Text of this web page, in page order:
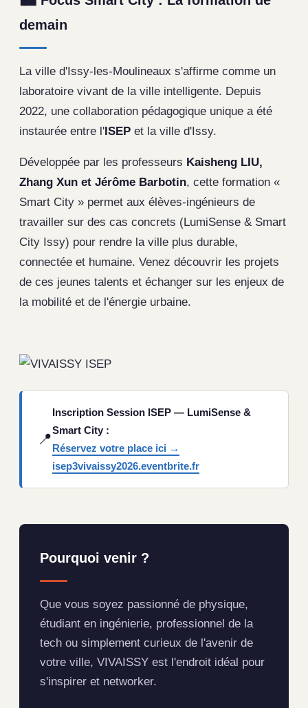
demain
La ville d'Issy-les-Moulineaux s'affirme comme un
laboratoire vivant de la ville intelligente. Depuis
2022, une collaboration pédagogique unique a été
instaurée entre l'ISEP et la ville d'Issy.
Développée par les professeurs Kaisheng LIU,
Zhang Xun et Jérôme Barbotin, cette formation «
Smart City » permet aux élèves-ingénieurs de
travailler sur des cas concrets (LumiSense & Smart
City Issy) pour rendre la ville plus durable,
connectée et humaine. Venez découvrir les projets
de ces jeunes talents et échanger sur les enjeux de
la mobilité et de l'énergie urbaine.
📍
Inscription Session ISEP — LumiSense &
Smart City :
Réservez votre place ici →
isep3vivaissy2026.eventbrite.fr
Pourquoi venir ?
Que vous soyez passionné de physique,
étudiant en ingénierie, professionnel de la
tech ou simplement curieux de l'avenir de
votre ville, VIVAISSY est l'endroit idéal pour
s'inspirer et networker.